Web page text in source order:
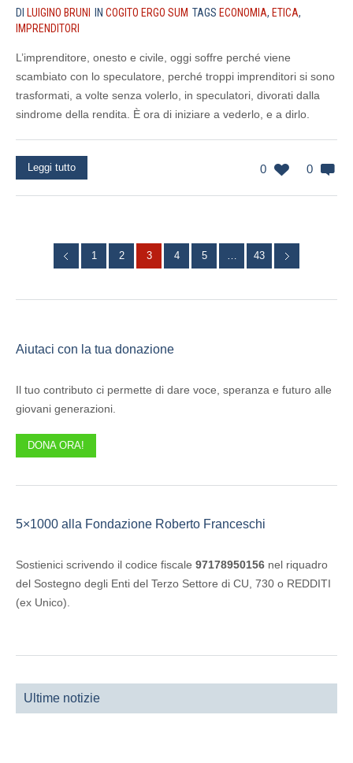
DI LUIGINO BRUNI IN COGITO ERGO SUM TAGS ECONOMIA, ETICA,
IMPRENDITORI
L’imprenditore, onesto e civile, oggi soffre perché viene
scambiato con lo speculatore, perché troppi imprenditori si sono
trasformati, a volte senza volerlo, in speculatori, divorati dalla
sindrome della rendita. È ora di iniziare a vederlo, e a dirlo.
0 0
Leggi tutto
1 2 3 4 5 … 43
Aiutaci con la tua donazione
Il tuo contributo ci permette di dare voce, speranza e futuro alle
giovani generazioni.
DONA ORA!
5×1000 alla Fondazione Roberto Franceschi
Sostienici scrivendo il codice fiscale 97178950156 nel riquadro
del Sostegno degli Enti del Terzo Settore di CU, 730 o REDDITI
(ex Unico).
Ultime notizie